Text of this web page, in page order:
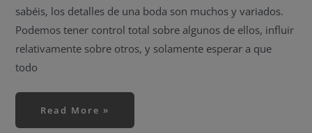
sabéis, los detalles de una boda son muchos y variados.
Podemos tener control total sobre algunos de ellos, influir
relativamente sobre otros, y solamente esperar a que
todo
Read More »